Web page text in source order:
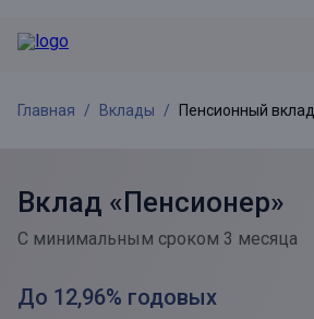
Главная Вклады Пенсионный вклад
Вклад «Пенсионер»
С минимальным сроком 3 месяца
До 12,96% годовых